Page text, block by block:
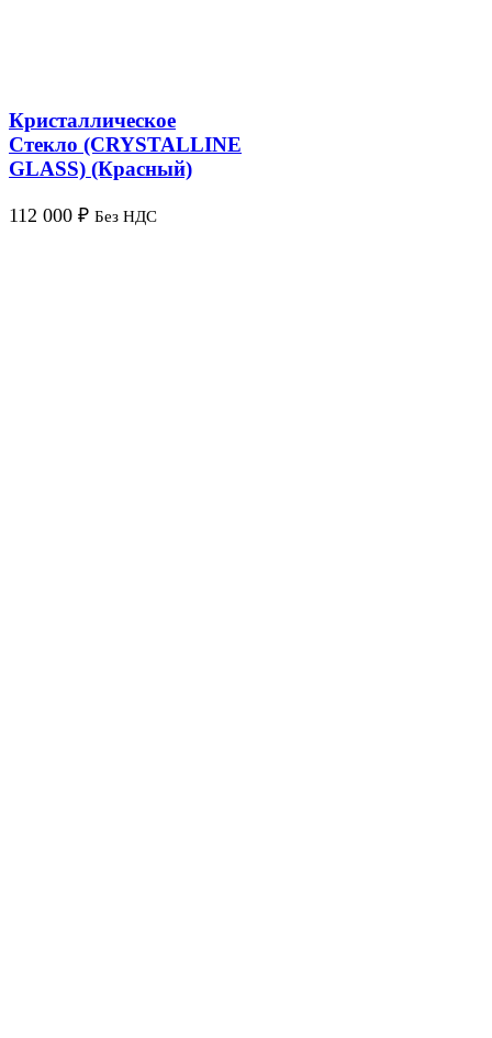
Кристаллическое
Стекло (CRYSTALLINE
GLASS) (Красный)
112 000 ₽ Без НДС